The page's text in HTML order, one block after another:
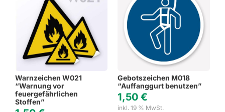
Warnzeichen W021
“Warnung vor
feuergefährlichen
Stoffen”
Gebotszeichen M018
“Auffanggurt benutzen”
1,50 €
inkl. 19 % MwSt.